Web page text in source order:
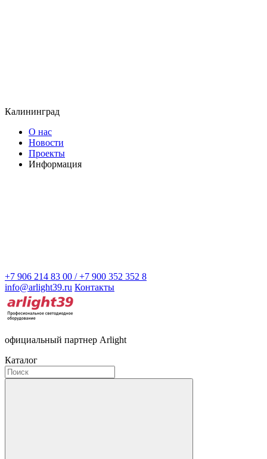
Калининград
О нас
Новости
Проекты
Информация
+7 906 214 83 00 / +7 900 352 352 8
info@arlight39.ru Контакты
официальный партнер Arlight
Каталог